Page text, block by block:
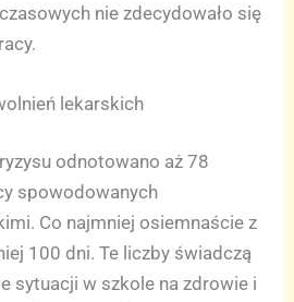
nie zdecydowało się
lekarskich
odnotowano aż 78
spowodowanych
Co najmniej osiemnaście z
100 dni. Te liczby świadczą
sytuacji w szkole na zdrowie i